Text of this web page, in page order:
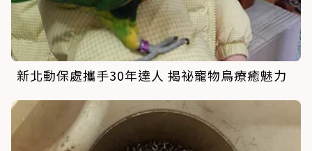
新北動保處攜手30年達人 揭祕寵物鳥療癒魅力